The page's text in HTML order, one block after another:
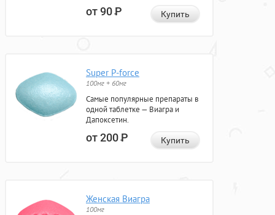
от 90Р Купить
Super P-force
100мг + 60мг
Самые популярные препараты в
одной таблетке — Виагра и
Дапоксетин.
от 200Р Купить
Женская Виагра
100мг